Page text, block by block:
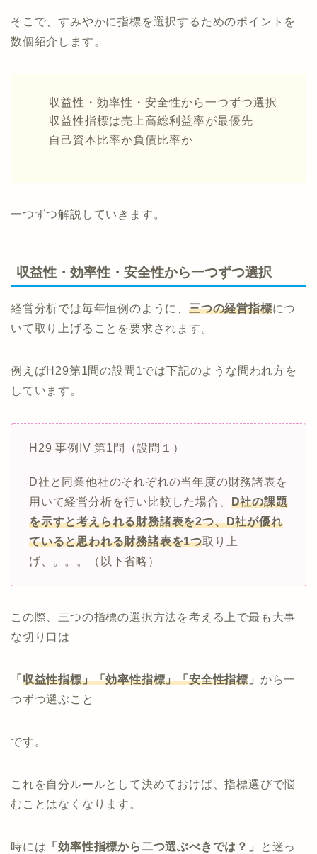
そこで、すみやかに指標を選択するためのポイントを
数個紹介します。
収益性・効率性・安全性から一つずつ選択
収益性指標は売上高総利益率が最優先
自己資本比率か負債比率か
一つずつ解説していきます。
収益性・効率性・安全性から一つずつ選択
経営分析では毎年恒例のように、 三つの経営指標につ
いて取り上げることを要求されます。
例えばH29第1問の設問1では下記のような問われ方を
しています。
H29 事例IV 第1問（設問１）
D社と同業他社のそれぞれの当年度の財務諸表を
用いて経営分析を行い比較した場合、 D社の課題
を示すと考えられる財務諸表を2つ、D社が優れ
ていると思われる財務諸表を1つ取り上
げ、。。。（以下省略）
この際、三つの指標の選択方法を考える上で最も大事
な切り口は
「 収益性指標」「効率性指標」「安全性指標 」 から一
つずつ選ぶこと
です。
これを自分ルールとして決めておけば、指標選びで悩
むことはなくなります。
時には 「効率性指標から二つ選ぶべきでは？」
と迷っ